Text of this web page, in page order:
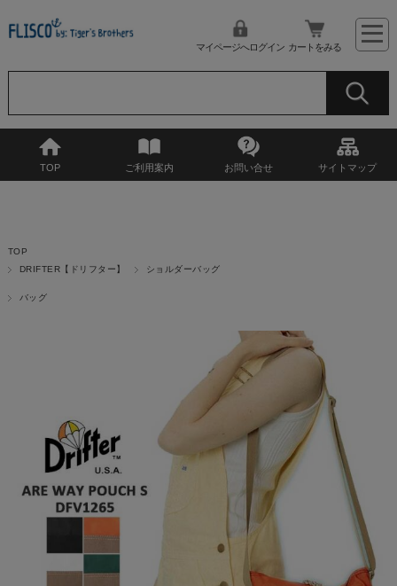
マイページへログイン カートをみる
TOP ご利用案内 お問い合せ サイトマップ
TOP
DRIFTER【ドリフター】
ショルダーバッグ
バッグ